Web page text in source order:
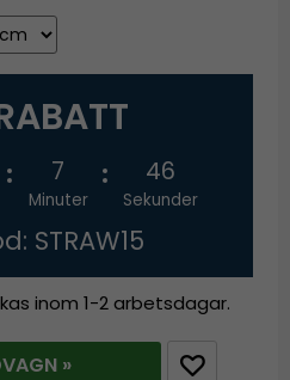
7
Minuter
46
Sekunder
STRAW15
inom 1-2 arbetsdagar.
»